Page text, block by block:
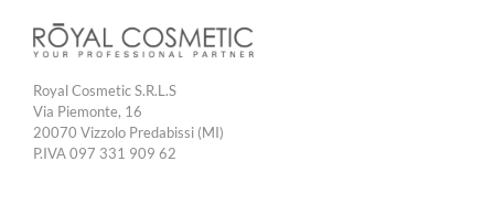
Royal Cosmetic S.R.L.S
Via Piemonte, 16
20070 Vizzolo Predabissi (MI)
P.IVA 097 331 909 62